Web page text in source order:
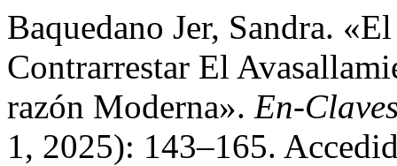
Baquedano Jer, Sandra.
Contrarrestar El
razón Moderna». En-
1, 2025): 143–165.